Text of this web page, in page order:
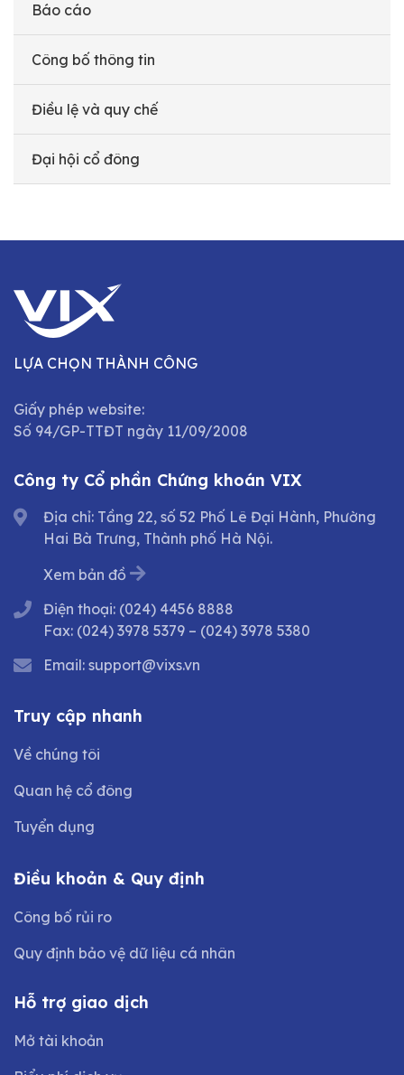
Báo cáo
Công bố thông tin
Điều lệ và quy chế
Đại hội cổ đông
LỰA CHỌN THÀNH CÔNG
Giấy phép website:
Số 94/GP-TTĐT ngày 11/09/2008
Công ty Cổ phần Chứng khoán VIX
Địa chỉ: Tầng 22, số 52 Phố Lê Đại Hành, Phường
Hai Bà Trưng, Thành phố Hà Nội.
Xem bản đồ
Điện thoại: (024) 4456 8888
Fax: (024) 3978 5379 – (024) 3978 5380
Email: support@vixs.vn
Truy cập nhanh
Về chúng tôi
Quan hệ cổ đông
Tuyển dụng
Điều khoản & Quy định
Công bố rủi ro
Quy định bảo vệ dữ liệu cá nhân
Hỗ trợ giao dịch
Mở tài khoản